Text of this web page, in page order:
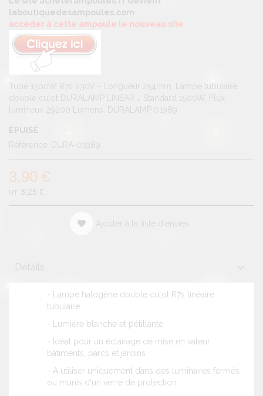
laboutiquedesampoules.com
accèder à cette ampoule le nouveau site
Tube 1500W R7s 230V - Longueur 254mm. Lampe tubulaire
double culot DURALAMP LINEAR J Standard 1500W, Flux
lumineux 29200 Lumens. DURALAMP 01989
ÉPUISÉ
Référence DURA-01989
3,90 €
3,25 €
Ajouter à la liste d'envies
Détails
- Lampe halogène double culot R7s linéaire
tubulaire
- Lumière blanche et pétillante
- Idéal pour un éclairage de mise en valeur:
bâtiments, parcs et jardins
- A utiliser uniquement dans des luminaires fermés
ou munis d'un verre de protection